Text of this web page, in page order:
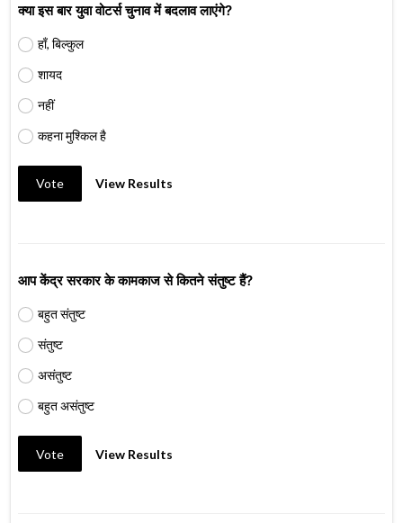
क्या इस बार युवा वोटर्स चुनाव में बदलाव लाएंगे?
हाँ, बिल्कुल
शायद
नहीं
कहना मुश्किल है
Vote View Results
आप केंद्र सरकार के कामकाज से कितने संतुष्ट हैं?
बहुत संतुष्ट
संतुष्ट
असंतुष्ट
बहुत असंतुष्ट
Vote View Results